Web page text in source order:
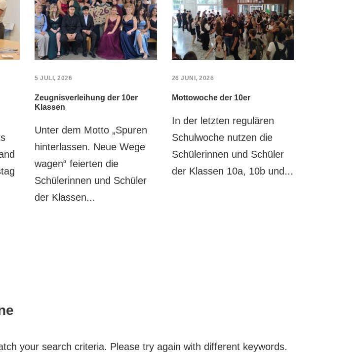
5 JULI, 2026
Zeugnisverleihung der 10er
Klassen
Unter dem Motto „Spuren
hinterlassen. Neue Wege
wagen“ feierten die
Schülerinnen und Schüler
der Klassen...
26 JUNI, 2026
Mottowoche der 10er
In der letzten regulären
Schulwoche nutzen die
Schülerinnen und Schüler
der Klassen 10a, 10b und...
your search criteria. Please try again with different keywords.